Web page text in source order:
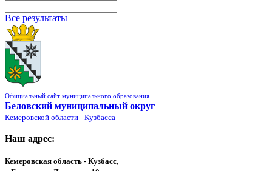
Все результаты
Официальный сайт муниципального образования
Беловский муниципальный округ
Кемеровской области - Кузбасса
Наш адрес:
Кемеровская область - Кузбасс,